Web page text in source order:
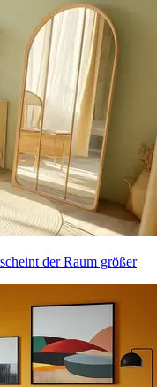
der Raum größer